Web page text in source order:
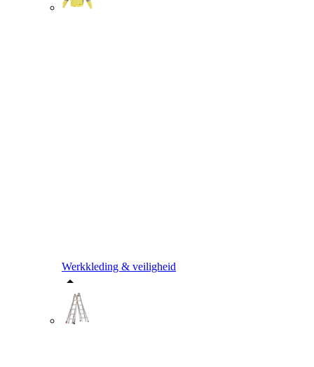
Werkkleding & veiligheid